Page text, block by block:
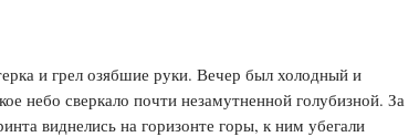
и грел озябшие руки. Вечер был холодный и
небо сверкало почти незамутненной голубизной. За
виднелись на горизонте горы, к ним убегали